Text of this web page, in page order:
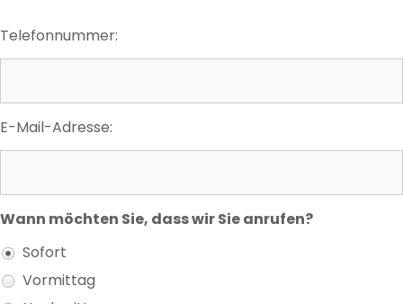
Telefonnummer:
E-Mail-Adresse:
Wann möchten Sie, dass wir Sie anrufen?
Sofort
Vormittag